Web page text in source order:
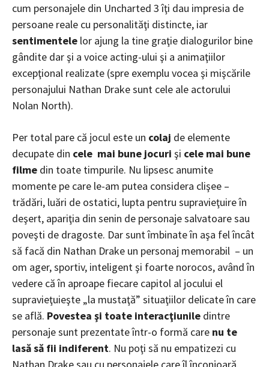
cum personajele din Uncharted 3 îţi dau impresia de
persoane reale cu personalităţi distincte, iar
sentimentele lor ajung la tine graţie dialogurilor bine
gândite dar şi a voice acting-ului şi a animaţiilor
excepţional realizate (spre exemplu vocea şi mişcările
personajului Nathan Drake sunt cele ale actorului
Nolan North).
Per total pare că jocul este un colaj de elemente
decupate din cele mai bune jocuri şi cele mai bune
filme din toate timpurile. Nu lipsesc anumite
momente pe care le-am putea considera clişee –
trădări, luări de ostatici, lupta pentru supravieţuire în
deşert, apariţia din senin de personaje salvatoare sau
poveşti de dragoste. Dar sunt îmbinate în aşa fel încât
să facă din Nathan Drake un personaj memorabil – un
om ager, sportiv, inteligent şi foarte norocos, având în
vedere că în aproape fiecare capitol al jocului el
supravieţuieşte „la mustaţă” situaţiilor delicate în care
se află. Povestea şi toate interacţiunile dintre
personaje sunt prezentate într-o formă care nu te
lasă să fii indiferent. Nu poţi să nu empatizezi cu